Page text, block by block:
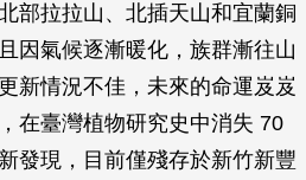
部拉拉山、北插天山和宜蘭銅
因氣候逐漸暖化，族群漸往山
新情況不佳，未來的命運岌岌
在臺灣植物研究史中消失 70
發現，目前僅殘存於新竹新豐